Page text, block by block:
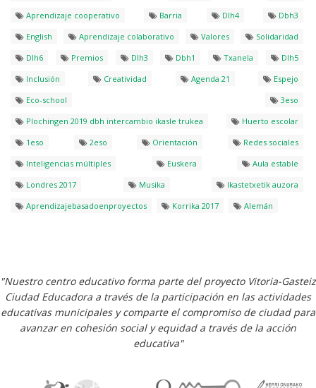
Aprendizaje cooperativo
Barria Dlh4
Dbh3
English
Aprendizaje colaborativo Valores
Solidaridad
Dlh6
Premios Dlh3 Dbh1 Txanela
Dlh5
Inclusión
Creatividad Agenda 21
Espejo
Eco-school
3eso
Plochingen 2019 dbh intercambio ikasle trukea
Huerto escolar
1eso
2eso Orientación
Redes sociales
Inteligencias múltiples
Euskera
Aula estable
Londres 2017
Musika
Ikastetxetik auzora
Aprendizajebasadoenproyectos
Korrika 2017 Alemán
"Nuestro centro educativo forma parte del proyecto Vitoria-Gasteiz
Ciudad Educadora a través de la participación en las actividades
educativas municipales y comparte el compromiso de ciudad para
avanzar en cohesión social y equidad a través de la acción
educativa"